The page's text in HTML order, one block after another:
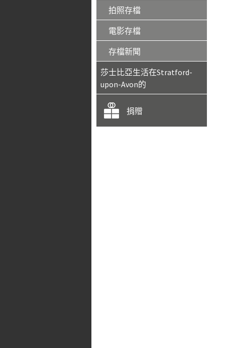
拍照存檔
電影存檔
存檔新聞
莎士比亞生活在Stratford-
upon-Avon的
捐贈